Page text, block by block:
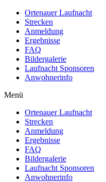
Ortenauer Laufnacht
Strecken
Anmeldung
Ergebnisse
FAQ
Bildergalerie
Laufnacht Sponsoren
Anwohnerinfo
Menü
Ortenauer Laufnacht
Strecken
Anmeldung
Ergebnisse
FAQ
Bildergalerie
Laufnacht Sponsoren
Anwohnerinfo